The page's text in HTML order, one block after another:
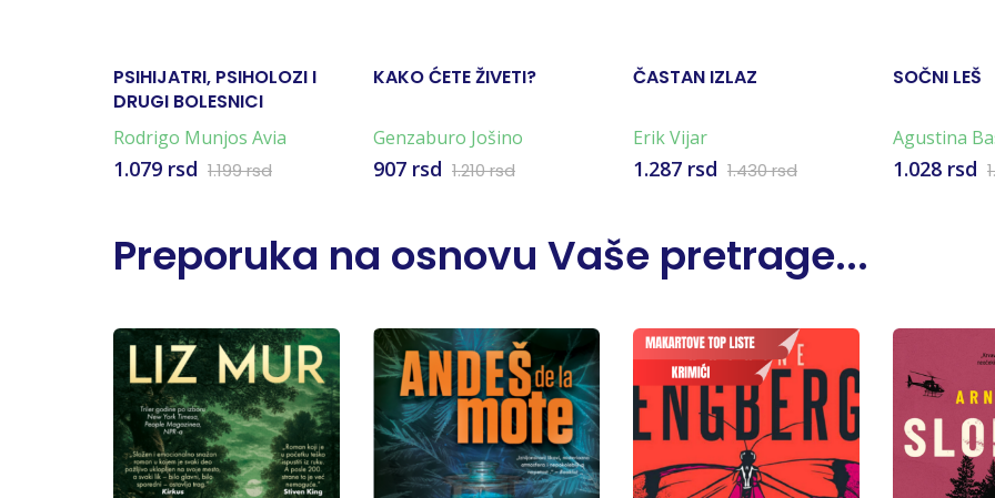
PSIHIJATRI, PSIHOLOZI I
DRUGI BOLESNICI
Rodrigo Munjos Avia
1.079 rsd 1.199 rsd
KAKO ĆETE ŽIVETI?
Genzaburo Jošino
907 rsd 1.210 rsd
ČASTAN IZLAZ
Erik Vijar
1.287 rsd 1.430 rsd
SOČNI LEŠ
Agustina
1.028 rsd
Preporuka na osnovu Vaše pretrage...